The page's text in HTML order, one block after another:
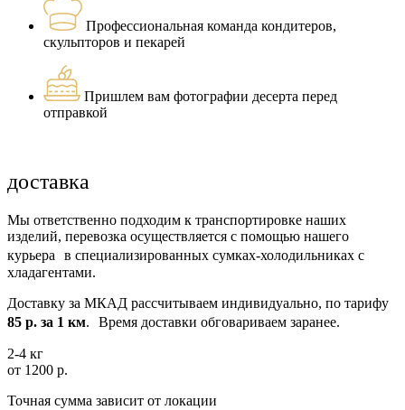
Профессиональная команда кондитеров,
скульпторов и пекарей
Пришлем вам фотографии десерта перед
отправкой
доставка
Мы ответственно подходим к транспортировке наших
изделий, перевозка осуществляется с помощью нашего
курьера в специализированных сумках-холодильниках с
хладагентами.
Доставку за МКАД рассчитываем индивидуально, по тарифу
85 р. за 1 км. Время доставки обговариваем заранее.
2-4 кг
от 1200 р.
Точная сумма зависит от локации